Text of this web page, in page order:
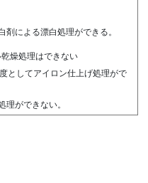
剤による漂白処理ができる。
燥処理はできない
としてアイロン仕上げ処理がで
理ができない。